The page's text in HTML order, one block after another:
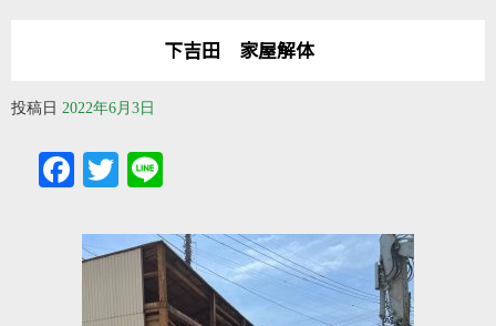
下吉田 家屋解体
投稿日 2022年6月3日
Facebook
Twitter